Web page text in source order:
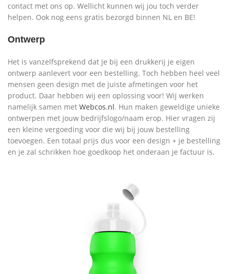
contact met ons op. Wellicht kunnen wij jou toch verder
helpen. Ook nog eens gratis bezorgd binnen NL en BE!
Ontwerp
Het is vanzelfsprekend dat je bij een drukkerij je eigen
ontwerp aanlevert voor een bestelling. Toch hebben heel veel
mensen geen design met de juiste afmetingen voor het
product. Daar hebben wij een oplossing voor! Wij werken
namelijk samen met Webcos.nl. Hun maken geweldige unieke
ontwerpen met jouw bedrijfslogo/naam erop. Hier vragen zij
een kleine vergoeding voor die wij bij jouw bestelling
toevoegen. Een totaal prijs dus voor een design + je bestelling
en je zal schrikken hoe goedkoop het onderaan je factuur is.